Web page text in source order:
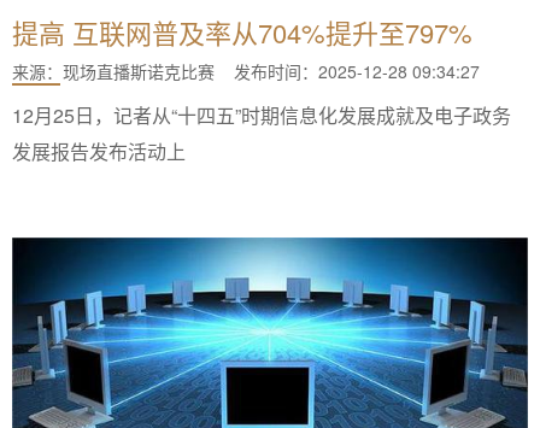
提高 互联网普及率从704%提升至797%
来源： 现场直播斯诺克比赛 发布时间：2025-12-28 09:34:27
12月25日，记者从“十四五”时期信息化发展成就及电子政务
发展报告发布活动上